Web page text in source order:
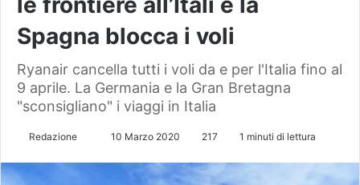
Spagna blocca i voli
Ryanair cancella tutti i voli da e per l'Italia fino al
9 aprile. La Germania e la Gran Bretagna
"sconsigliano" i viaggi in Italia
Redazione 10 Marzo 2020 217 1 minuti di lettura